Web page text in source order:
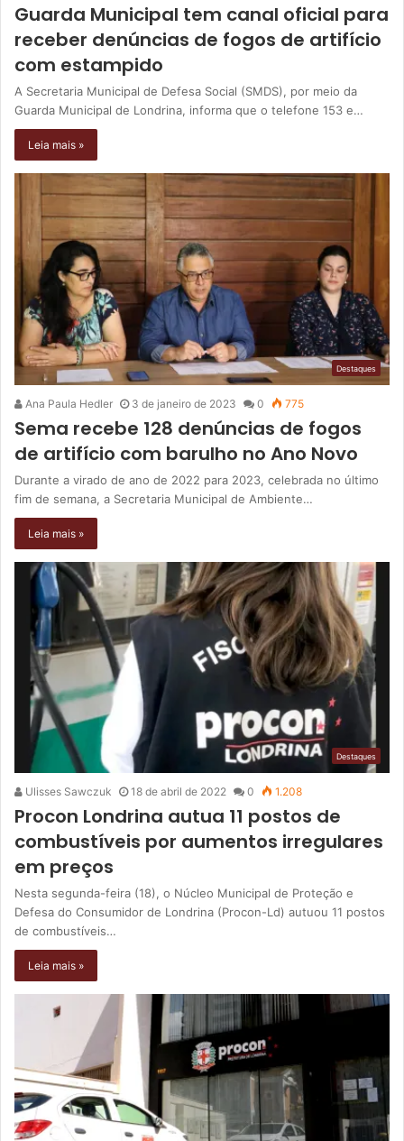
Guarda Municipal tem canal oficial para
receber denúncias de fogos de artifício
com estampido
A Secretaria Municipal de Defesa Social (SMDS), por meio da
Guarda Municipal de Londrina, informa que o telefone 153 e…
Leia mais »
Destaques
Ana Paula Hedler 3 de janeiro de 2023 0 775
Sema recebe 128 denúncias de fogos
de artifício com barulho no Ano Novo
Durante a virado de ano de 2022 para 2023, celebrada no último
fim de semana, a Secretaria Municipal de Ambiente…
Leia mais »
Destaques
Ulisses Sawczuk 18 de abril de 2022 0 1.208
Procon Londrina autua 11 postos de
combustíveis por aumentos irregulares
em preços
Nesta segunda-feira (18), o Núcleo Municipal de Proteção e
Defesa do Consumidor de Londrina (Procon-Ld) autuou 11 postos
de combustíveis…
Leia mais »